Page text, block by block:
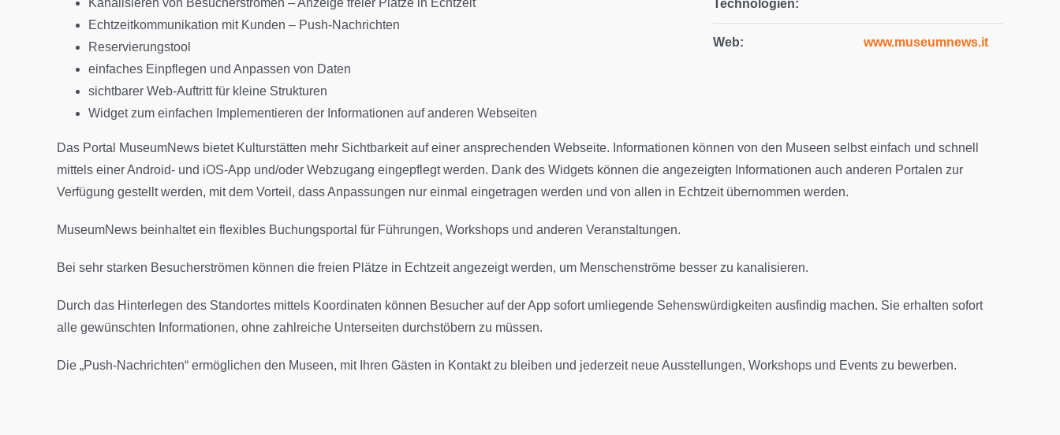
Kanalisieren von Besucherströmen – Anzeige freier Plätze in Echtzeit
Echtzeitkommunikation mit Kunden – Push-Nachrichten
Reservierungstool
einfaches Einpflegen und Anpassen von Daten
sichtbarer Web-Auftritt für kleine Strukturen
Widget zum einfachen Implementieren der Informationen auf anderen Webseiten
Technologien:
Web: www.museumnews.it
Das Portal MuseumNews bietet Kulturstätten mehr Sichtbarkeit auf einer ansprechenden Webseite. Informationen können von den Museen selbst einfach und schnell
mittels einer Android- und iOS-App und/oder Webzugang eingepflegt werden. Dank des Widgets können die angezeigten Informationen auch anderen Portalen zur
Verfügung gestellt werden, mit dem Vorteil, dass Anpassungen nur einmal eingetragen werden und von allen in Echtzeit übernommen werden.
MuseumNews beinhaltet ein flexibles Buchungsportal für Führungen, Workshops und anderen Veranstaltungen.
Bei sehr starken Besucherströmen können die freien Plätze in Echtzeit angezeigt werden, um Menschenströme besser zu kanalisieren.
Durch das Hinterlegen des Standortes mittels Koordinaten können Besucher auf der App sofort umliegende Sehenswürdigkeiten ausfindig machen. Sie erhalten sofort
alle gewünschten Informationen, ohne zahlreiche Unterseiten durchstöbern zu müssen.
Die „Push-Nachrichten“ ermöglichen den Museen, mit Ihren Gästen in Kontakt zu bleiben und jederzeit neue Ausstellungen, Workshops und Events zu bewerben.